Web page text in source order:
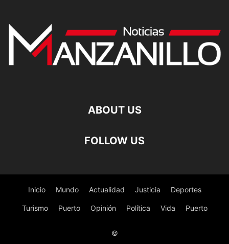
ABOUT US
FOLLOW US
Inicio Mundo Actualidad Justicia Deportes
Turismo Puerto Opinión Política Vida Puerto
©